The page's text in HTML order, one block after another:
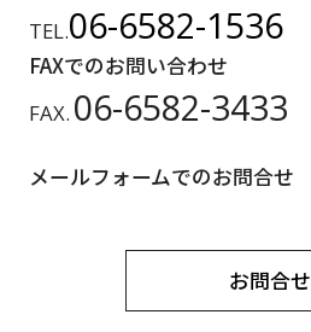
TEL.06-6582-1536
FAXでのお問い合わせ
FAX. 06-6582-3433
メールフォームでのお問合せ
お問合せ